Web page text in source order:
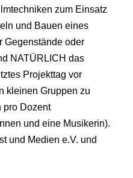
zum Einsatz
und Bauen eines
Gegenstände oder
NATÜRLICH das
Projekttag vor
kleinen Gruppen zu
pro Dozent
und eine Musikerin).
und Medien e.V. und